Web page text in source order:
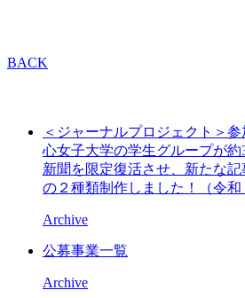
BACK
＜ジャーナルプロジェクト＞
心女子大学の学生グループが
新聞を限定復活させ、新たな
の２種類制作しました！（令和
Archive
公募事業一覧
Archive